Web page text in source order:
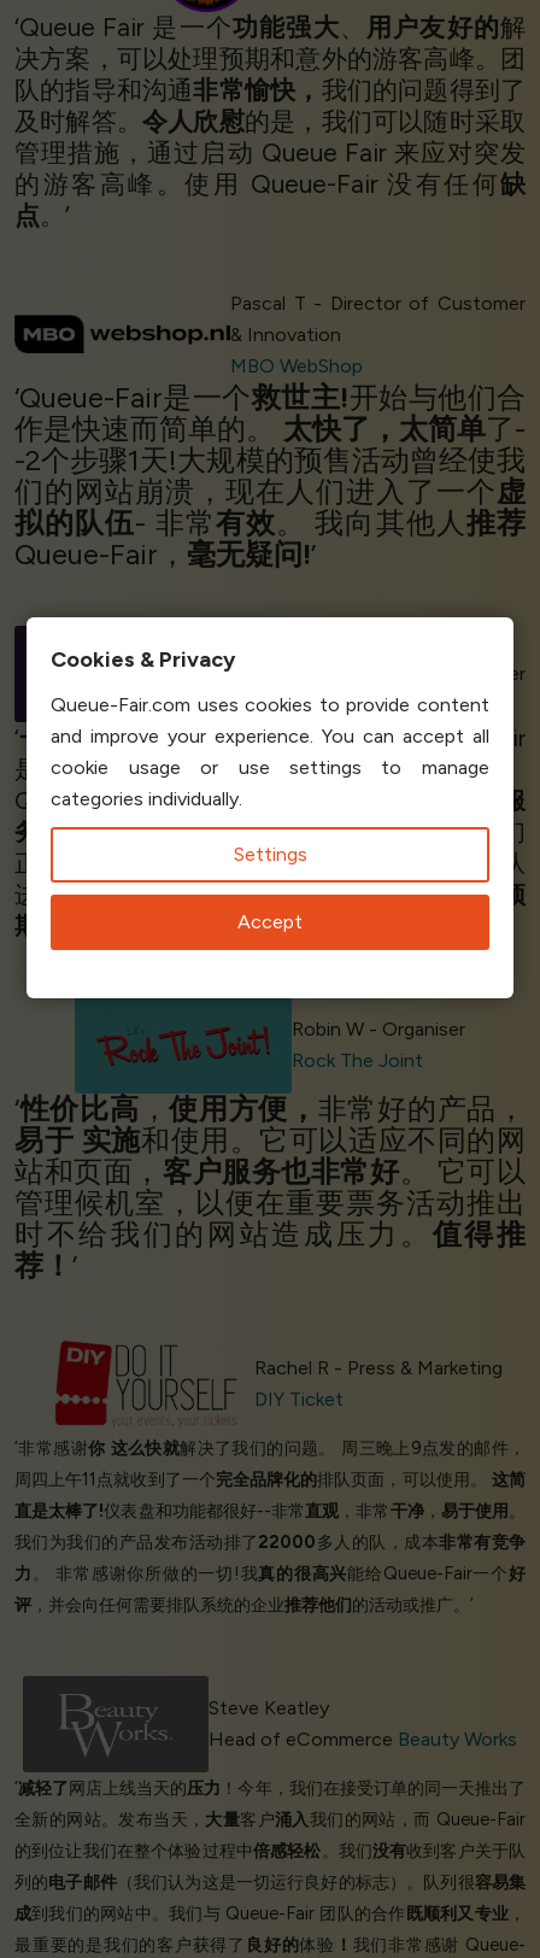
‘Queue Fair 是一个功能强大、 用户友好的解
决方案，可以处理预期和意外的游客高峰。团
队的指导和沟通非常愉快， 我们的问题得到了
及时解答。令人欣慰的是，我们可以随时采取
管理措施，通过启动 Queue Fair 来应对突发
的游客高峰。使用 Queue-Fair 没有任何缺
点。’
Pascal T - Director of Customer
& Innovation
MBO WebShop
‘Queue-Fair是一个救世主!开始与他们合
作是快速而简单的。 太快了，太简单了-
-2个步骤1天!大规模的预售活动曾经使我
们的网站崩溃，现在人们进入了一个虚
拟的队伍- 非常有效。 我向其他人推荐
Queue-Fair， 毫无疑问!’
President & Cofounder
TicketShow
‘一流的产品，加上 出色的客户服务。Queue-Fair
是处理我们网站票务需求高峰的完美解决方案
Queue-Fair 可以处理网站流量高峰，帮助
避免服
务器超载，并使我们的客户能够轻松地看到他们
正在公平地排队。我们的客户可以实时监控排队
进度。Queue-Fair 的产品和服务超出了我们的预
期
Robin W - Organiser
Rock The Joint
‘性价比高 ，使用方便， 非常好的产品，
易于 实施和使用。它可以适应不同的网
站和页面， 客户服务也非常好。 它可以
管理候机室，以便在重要票务活动推出
时不给我们的网站造成压力。 值得推
荐！ ’
Rachel R - Press & Marketing
DIY Ticket
‘非常感谢你 这么快就解决了我们的问题。 周三晚上9点发的邮件，
周四上午11点就收到了一个完全品牌化的排队页面，可以使用。 这简
直是太棒了!仪表盘和功能都很好--非常直观 ，非常干净， 易于使用。
我们为我们的产品发布活动排了22000多人的队，成本非常有竞争
力 。 非常感谢你所做的一切!我真的很高兴能给Queue-Fair一个好
评 ，并会向任何需要排队系统的企业推荐他们的活动或推广。’
Steve Keatley
Head of eCommerce Beauty Works
‘减轻了网店上线当天的压力 ！今年，我们在接受订单的同一天推出了
全新的网站。发布当天， 大量客户涌入我们的网站，而 Queue-Fair
的到位让我们在整个体验过程中倍感轻松。我们没有收到客户关于队
列的电子邮件（我们认为这是一切运行良好的标志）。队列很容易集
成到我们的网站中。我们与 Queue-Fair 团队的合作既顺利又专业 ，
最重要的是我们的客户获得了 良好的体验 ！ 我们非常感谢 Queue-
Cookies & Privacy
Queue-Fair.com uses cookies to provide content
and improve your experience. You can accept all
cookie usage or use settings to manage
categories individually.
Settings
Accept